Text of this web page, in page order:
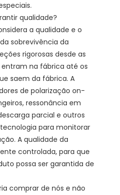
qualidade?
a qualidade e o
sobrevivência da
rigorosas desde as
na fábrica até os
saem da fábrica. A
de polarização on-
ressonância em
parcial e outros
para monitorar
A qualidade da
controlada, para que
possa ser garantida de
comprar de nós e não